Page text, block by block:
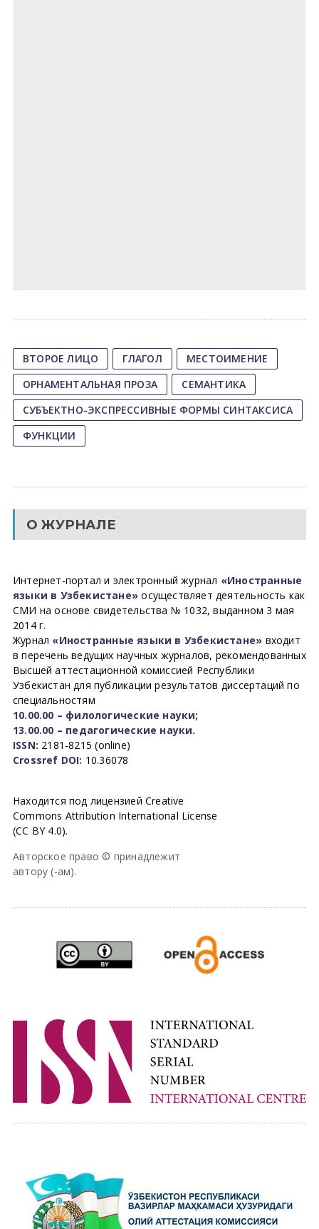
ВТОРОЕ ЛИЦО ГЛАГОЛ
МЕСТОИМЕНИЕ
ОРНАМЕНТАЛЬНАЯ ПРОЗА
СЕМАНТИКА
СУБЪЕКТНО-ЭКСПРЕССИВНЫЕ ФОРМЫ СИНТАКСИСА
ФУНКЦИИ
О ЖУРНАЛЕ
Интернет-портал и электронный журнал «Иностранные
языки в Узбекистане» осуществляет деятельность как
СМИ на основе свидетельства № 1032, выданном 3 мая
2014 г.
Журнал «Иностранные языки в Узбекистане» входит
в перечень ведущих научных журналов, рекомендованных
Высшей аттестационной комиссией Республики
Узбекистан для публикации результатов диссертаций по
специальностям
10.00.00 – филологические науки;
13.00.00 – педагогические науки.
ISSN: 2181-8215 (online)
Crossref DOI: 10.36078
Находится под лицензией Creative
Commons Attribution International License
(CC BY 4.0).
Авторское право © принадлежит
автору (-ам).